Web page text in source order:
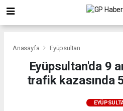
Anasayfa Eyüpsultan
Eyüpsultan'da 9
trafik kazasında